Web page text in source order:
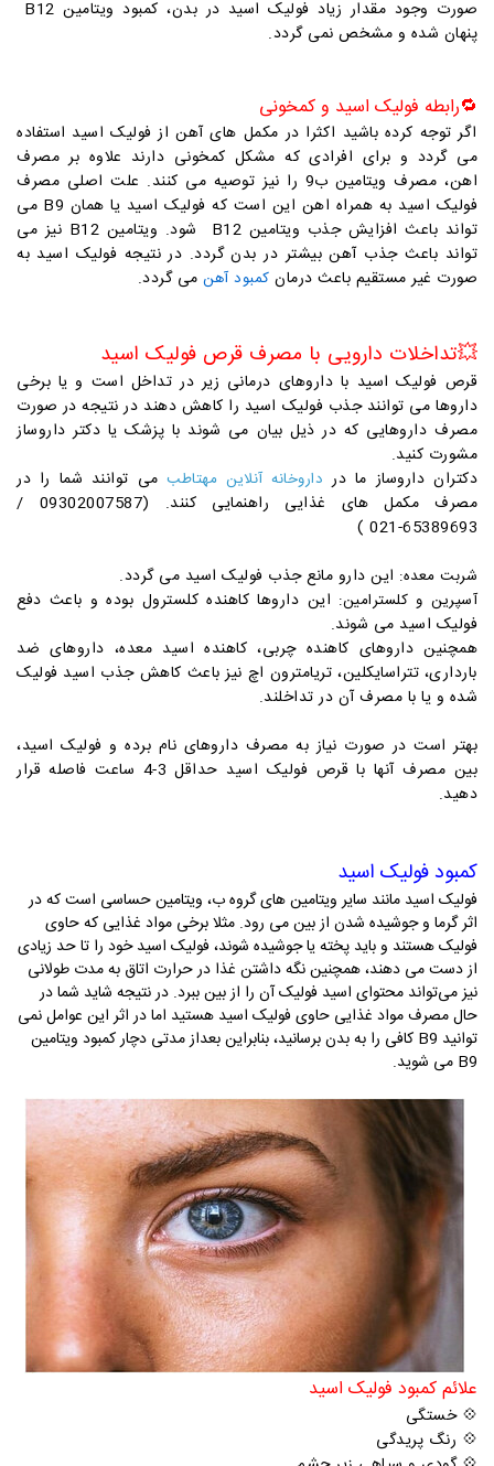
پنهان شده و مشخص نمی گردد.
🔁رابطه فولیک اسید و کمخونی
اگر توجه کرده باشید اکثرا در مکمل های آهن از فولیک اسید استفاده
می گردد و برای افرادی که مشکل کمخونی دارند علاوه بر مصرف
اهن، مصرف ویتامین ب9 را نیز توصیه می کنند. علت اصلی مصرف
فولیک اسید به همراه اهن این است که فولیک اسید یا همان B9 می
تواند باعث افزایش جذب ویتامین B12 شود. ویتامین B12 نیز می
تواند باعث جذب آهن بیشتر در بدن گردد. در نتیجه فولیک اسید به
صورت غیر مستقیم باعث درمان کمبود آهن می گردد.
💥تداخلات دارویی با مصرف قرص فولیک اسید
قرص فولیک اسید با داروهای درمانی زیر در تداخل است و یا برخی
داروها می توانند جذب فولیک اسید را کاهش دهند در نتیجه در صورت
مصرف داروهایی که در ذیل بیان می شوند با پزشک یا دکتر داروساز
مشورت کنید.
دکتران داروساز ما در داروخانه آنلاینمهتاطبمی توانند شما را در
مصرف مکمل های غذایی راهنمایی کنند. (09302007587 /
65389693-021 )
شربت معده: این دارو مانع جذب فولیک اسید می گردد.
آسپرین و کلسترامین: این داروها کاهنده کلسترول بوده و باعث دفع
فولیک اسید می شوند.
همچنین داروهای کاهنده چربی، کاهنده اسید معده، داروهای ضد
بارداری، تتراسایکلین، تریامترون اچ نیز باعث کاهش جذب اسید فولیک
شده و یا با مصرف آن در تداخلند.
بهتر است در صورت نیاز به مصرف داروهای نام برده و فولیک اسید،
بین مصرف آنها با قرص فولیک اسید حداقل 3-4 ساعت فاصله قرار
دهید.
کمبود فولیک اسید
فولیک اسید مانند سایر ویتامین های گروه ب، ویتامین حساسی است که در
اثر گرما و جوشیده شدن از بین می رود. مثلا برخی مواد غذایی که حاوی
فولیک هستند و باید پخته یا جوشیده شوند، فولیک اسید خود را تا حد زیادی
از دست می دهند، همچنین نگه داشتن غذا در حرارت اتاق به مدت طولانی
نیز می‌تواند محتوای اسید فولیک آن را از بین ببرد. در نتیجه شاید شما در
حال مصرف مواد غذایی حاوی فولیک اسید هستید اما در اثر این عوامل نمی
توانید B9 کافی را به بدن برسانید، بنابراین بعداز مدتی دچار کمبود ویتامین
B9 می شوید.
علائم کمبود فولیک اسید
💠خستگی
💠 رنگ پریدگی